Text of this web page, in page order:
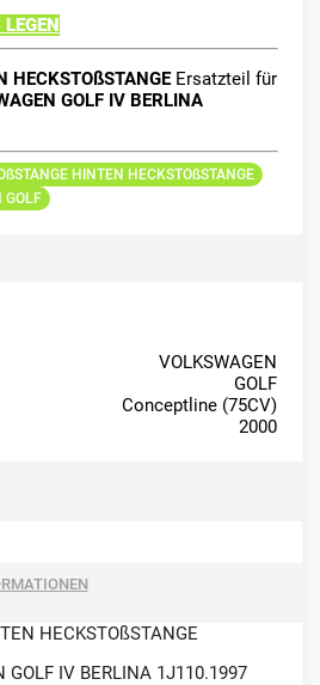
HECKSTOßSTANGEErsatzteil für
GOLF IV BERLINA
HINTEN HECKSTOßSTANGE
GOLF
VOLKSWAGEN
GOLF
Conceptline (75CV)
2000
HECKSTOßSTANGE
GOLF IV BERLINA 1J110.1997